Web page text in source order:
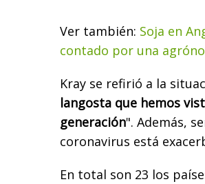
Ver también: Soja en
contado por una
Kray se refirió a la
langosta que hemos
generación". Además,
coronavirus está
En total son 23 los